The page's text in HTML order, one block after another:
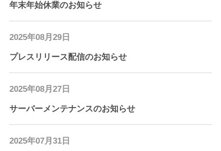
年末年始休業のお知らせ
2025年08月29日
プレスリリース配信のお知らせ
2025年08月27日
サーバーメンテナンスのお知らせ
2025年07月31日